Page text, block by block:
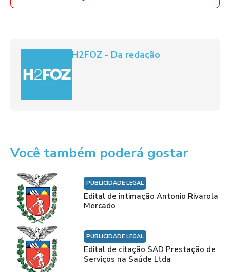
H2FOZ - Da redação
Você também poderá gostar
PUBLICIDADE LEGAL
Edital de intimação Antonio Rivarola
Mercado
PUBLICIDADE LEGAL
Edital de citação SAD Prestação de
Serviços na Saúde Ltda